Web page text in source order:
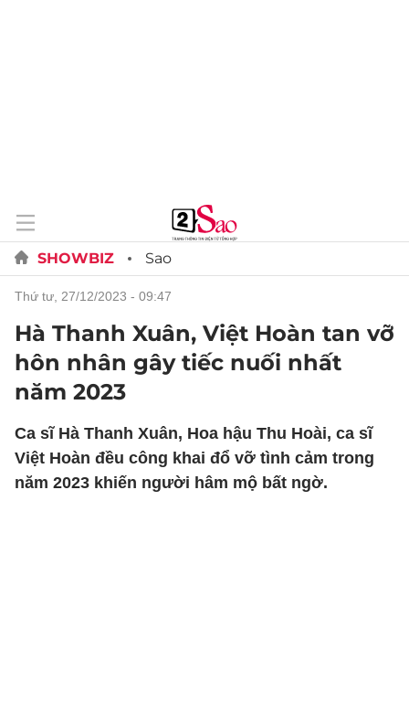
SHOWBIZ Sao
thứ tư, 27/12/2023 - 09:47
Hà Thanh Xuân, Việt Hoàn tan vỡ
hôn nhân gây tiếc nuối nhất
năm 2023
Ca sĩ Hà Thanh Xuân, Hoa hậu Thu Hoài, ca sĩ
Việt Hoàn đều công khai đổ vỡ tình cảm trong
năm 2023 khiến người hâm mộ bất ngờ.